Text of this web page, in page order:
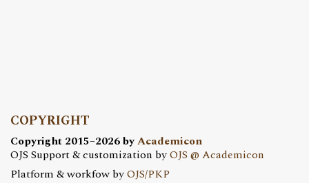
COPYRIGHT
Copyright 2015–2026 byAcademicon
OJS Support & customization byOJS @ Academicon
Platform & workfow byOJS/PKP